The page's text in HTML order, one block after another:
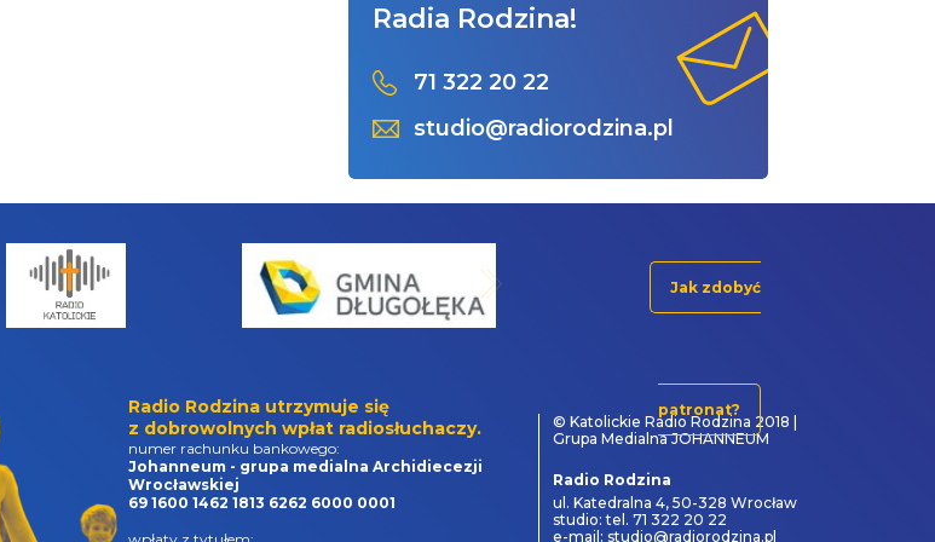
Radia Rodzina!
71 322 20 22
studio@radiorodzina.pl
Jak zdobyć
patronat?
Radio Rodzina utrzymuje się
z dobrowolnych wpłat radiosłuchaczy.
numer rachunku bankowego:
Johanneum - grupa medialna Archidiecezji
Wrocławskiej
69 1600 1462 1813 6262 6000 0001
© Katolickie Radio Rodzina 2018 |
Grupa Medialna JOHANNEUM
Radio Rodzina
ul. Katedralna 4, 50-328 Wrocław
studio: tel. 71 322 20 22
e-mail: studio@radiorodzina.pl